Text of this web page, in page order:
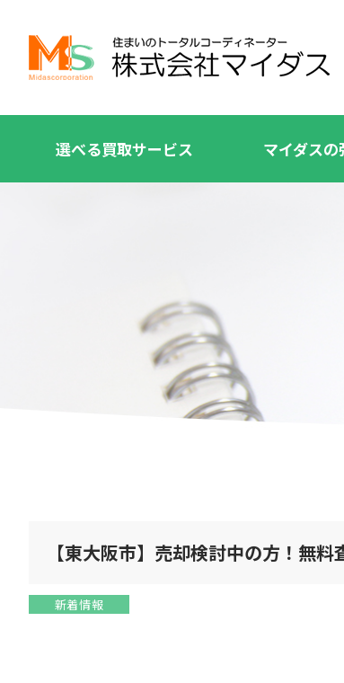
選べる買取サービス マイダスの
【東大阪市】売却検討中の方！無料
新着情報